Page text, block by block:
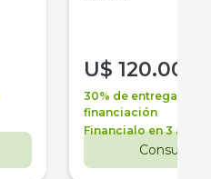
U$ 120.000
30% de entrega +
financiación
Financialo en 3 años
Consultar